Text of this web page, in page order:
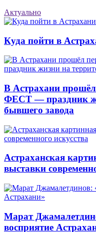
Актуально
Куда пойти в
В Астрахани
ФЕСТ — праздник
бывшего завода
Астраханская
выставки
Марат
восприятие